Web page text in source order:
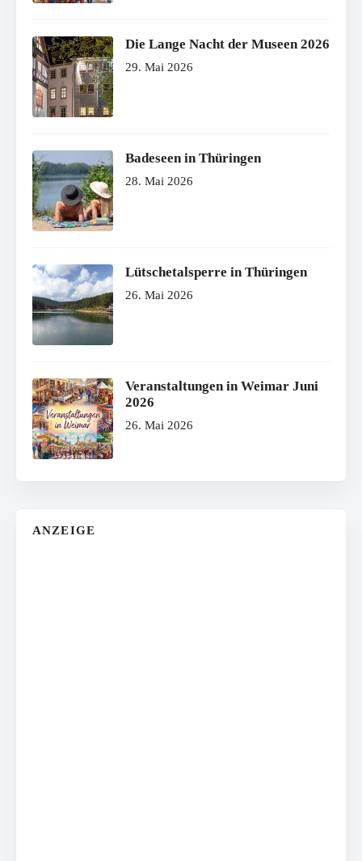
Die Lange Nacht der Museen 2026
29. Mai 2026
Badeseen in Thüringen
28. Mai 2026
Lütschetalsperre in Thüringen
26. Mai 2026
Veranstaltungen in Weimar Juni
2026
26. Mai 2026
ANZEIGE